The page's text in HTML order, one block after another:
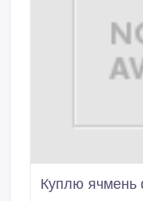
Куплю ячмень